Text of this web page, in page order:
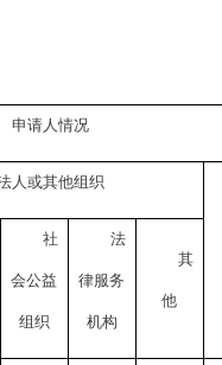
申请人情况
人或其他组织
社
会公益
组织
法
律服务
机构
其
他